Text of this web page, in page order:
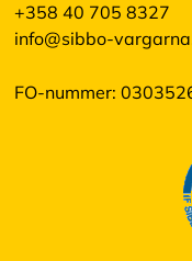
+358 40 705 8327
info@sibbo-
FO-nummer: